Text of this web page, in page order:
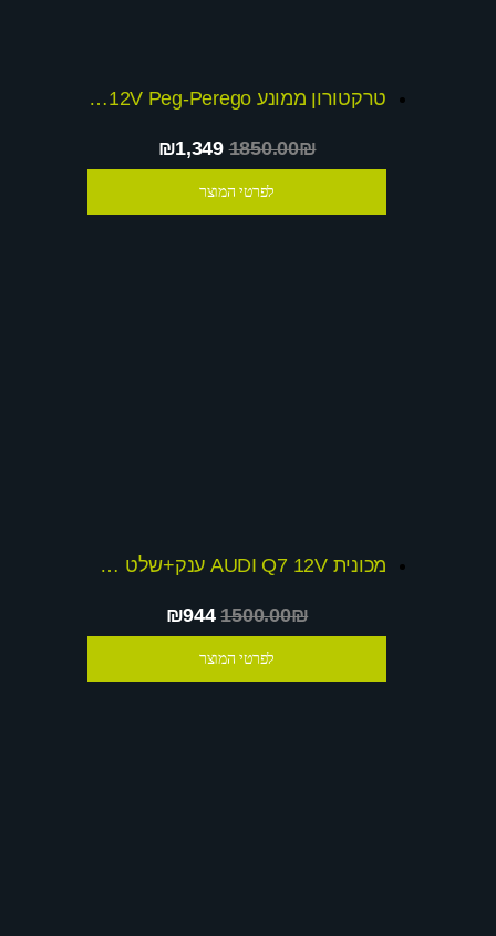
טרקטורון ממונע 12V Peg-Perego דגם72020
₪1,3491850.00₪
לפרטי המוצר
מכונית AUDI Q7 12V ענק+שלט חכם דגם 2015
₪9441500.00₪
לפרטי המוצר